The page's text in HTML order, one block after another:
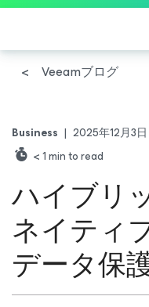
Veeamブログ
Business | 2025年12月3日
< 1min to read
ハイブリ
ネイティ
データ保